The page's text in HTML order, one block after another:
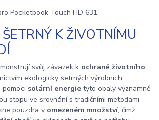
K ŽIVOTNÍMU
svůj závazek k ochraně životního
ekologicky šetrných výrobních
solární energie tyto obaly významně
stopu ve srovnání s tradičními metodami
pouzdra v omezeném množství, čímž